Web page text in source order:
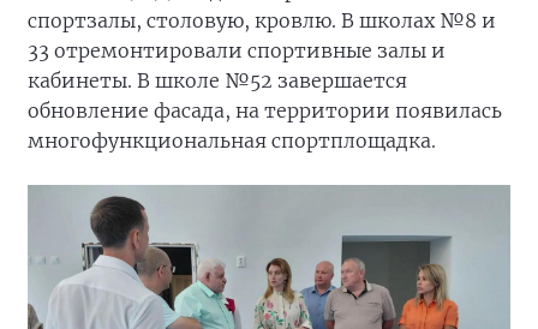
спортзалы, столовую, кровлю. В школах №8 и
33 отремонтировали спортивные залы и
кабинеты. В школе №52 завершается
обновление фасада, на территории появилась
многофункциональная спортплощадка.